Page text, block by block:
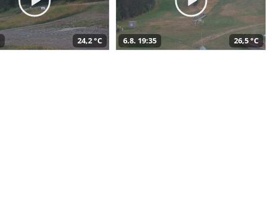
24,2 °C 6.8. 19:35 26,5 °C